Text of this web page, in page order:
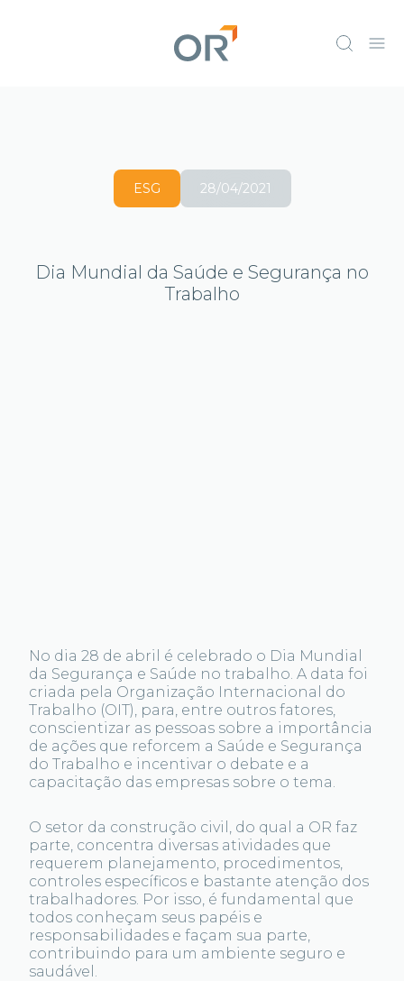
ESG 28/04/2021
Dia Mundial da Saúde e Segurança no
Trabalho
No dia 28 de abril é celebrado o Dia Mundial
da Segurança e Saúde no trabalho. A data foi
criada pela Organização Internacional do
Trabalho (OIT), para, entre outros fatores,
conscientizar as pessoas sobre a importância
de ações que reforcem a Saúde e Segurança
do Trabalho e incentivar o debate e a
capacitação das empresas sobre o tema.
O setor da construção civil, do qual a OR faz
parte, concentra diversas atividades que
requerem planejamento, procedimentos,
controles específicos e bastante atenção dos
trabalhadores. Por isso, é fundamental que
todos conheçam seus papéis e
responsabilidades e façam sua parte,
contribuindo para um ambiente seguro e
saudável.